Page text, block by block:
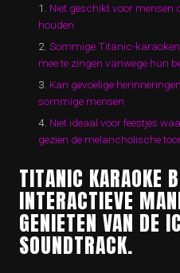
Niet geschikt voor mensen
houden
Sommige Titanic-
mee te zingen vanwege hun
Kan gevoelige
sommige mensen
Niet ideaal voor feestjes
gezien de melancholische
TITANIC KARAOKE
INTERACTIEVE
GENIETEN VAN DE
SOUNDTRACK.